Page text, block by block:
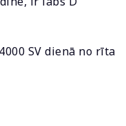
SV dienā no rīta